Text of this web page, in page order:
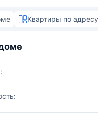
Квартиры по адресу